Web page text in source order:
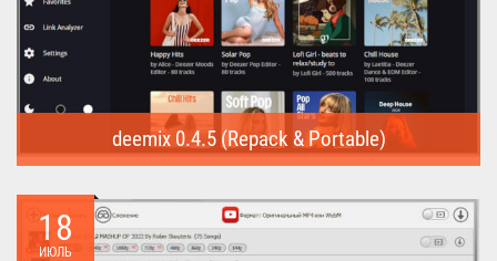
deemix 0.4.5 (Repack & Portable)
треки...
18
ИЮЛЬ